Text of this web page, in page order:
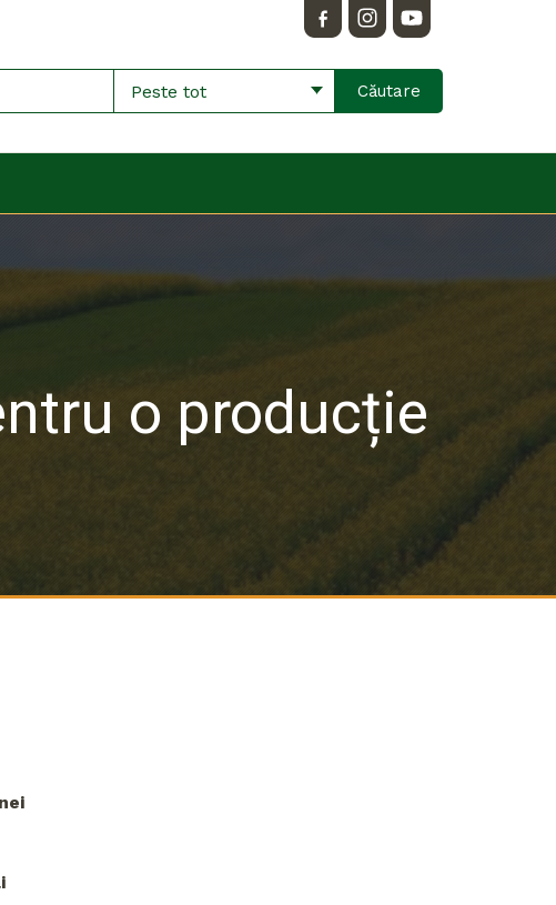
Peste tot
o producție